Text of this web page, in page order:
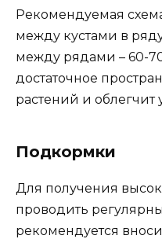
Рекомендуемая
между кустами в
между рядами – 60-
достаточное
растений и облегчит
Подкормки
Для получения
проводить
рекомендуется